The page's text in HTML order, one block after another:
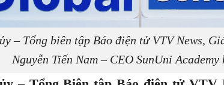
– Tổng biên tập Báo điện tử VTV News,
Nguyễn Tiến Nam – CEO SunUni Academy